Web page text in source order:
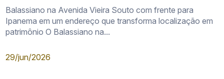
Balassiano na Avenida Vieira Souto com frente para
Ipanema em um endereço que transforma localização em
patrimônio O Balassiano na...
29/jun/2026